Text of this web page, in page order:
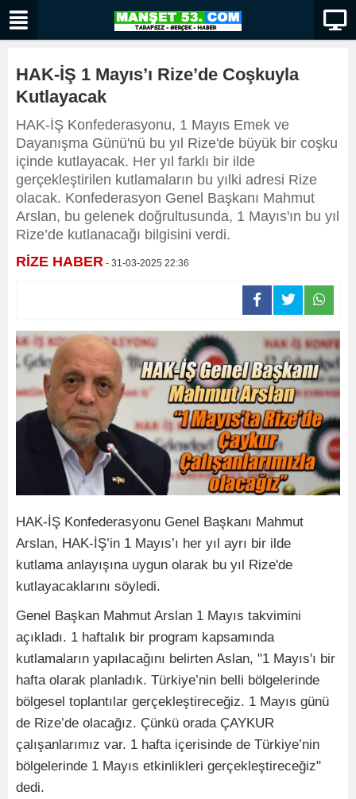
HAK-İŞ 1 Mayıs’ı Rize’de Coşkuyla
Kutlayacak
HAK-İŞ Konfederasyonu, 1 Mayıs Emek ve
Dayanışma Günü'nü bu yıl Rize'de büyük bir coşku
içinde kutlayacak. Her yıl farklı bir ilde
gerçekleştirilen kutlamaların bu yılki adresi Rize
olacak. Konfederasyon Genel Başkanı Mahmut
Arslan, bu gelenek doğrultusunda, 1 Mayıs'ın bu yıl
Rize’de kutlanacağı bilgisini verdi.
RİZE HABER - 31-03-2025 22:36
HAK-İŞ Konfederasyonu Genel Başkanı Mahmut
Arslan, HAK-İŞ’in 1 Mayıs’ı her yıl ayrı bir ilde
kutlama anlayışına uygun olarak bu yıl Rize'de
kutlayacaklarını söyledi.
Genel Başkan Mahmut Arslan 1 Mayıs takvimini
açıkladı. 1 haftalık bir program kapsamında
kutlamaların yapılacağını belirten Aslan, "1 Mayıs'ı bir
hafta olarak planladık. Türkiye’nin belli bölgelerinde
bölgesel toplantılar gerçekleştireceğiz. 1 Mayıs günü
de Rize’de olacağız. Çünkü orada ÇAYKUR
çalışanlarımız var. 1 hafta içerisinde de Türkiye’nin
bölgelerinde 1 Mayıs etkinlikleri gerçekleştireceğiz"
dedi.